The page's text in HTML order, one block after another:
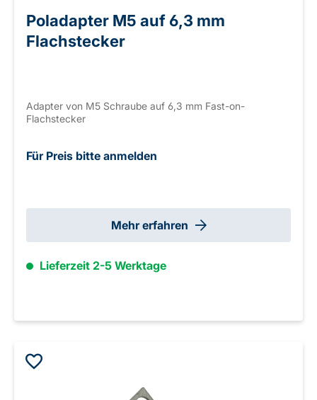
Poladapter M5 auf 6,3 mm
Flachstecker
Adapter von M5 Schraube auf 6,3 mm Fast-on-
Flachstecker
Für Preis bitte anmelden
Mehr erfahren
Lieferzeit 2-5 Werktage